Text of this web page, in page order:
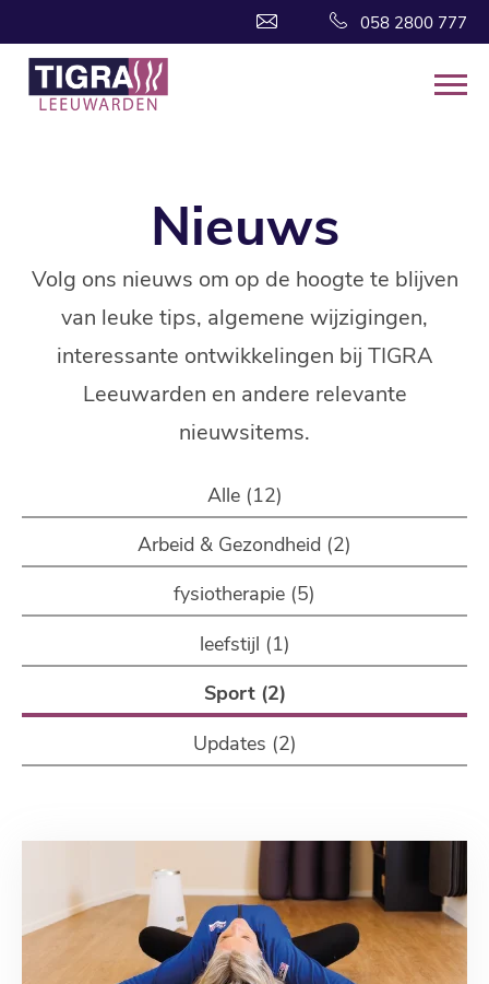
058 2800 777
Nieuws
Volg ons nieuws om op de hoogte te blijven
van leuke tips, algemene wijzigingen,
interessante ontwikkelingen bij TIGRA
Leeuwarden en andere relevante
nieuwsitems.
Alle (12)
Arbeid & Gezondheid (2)
fysiotherapie (5)
leefstijl (1)
Sport (2)
Updates (2)